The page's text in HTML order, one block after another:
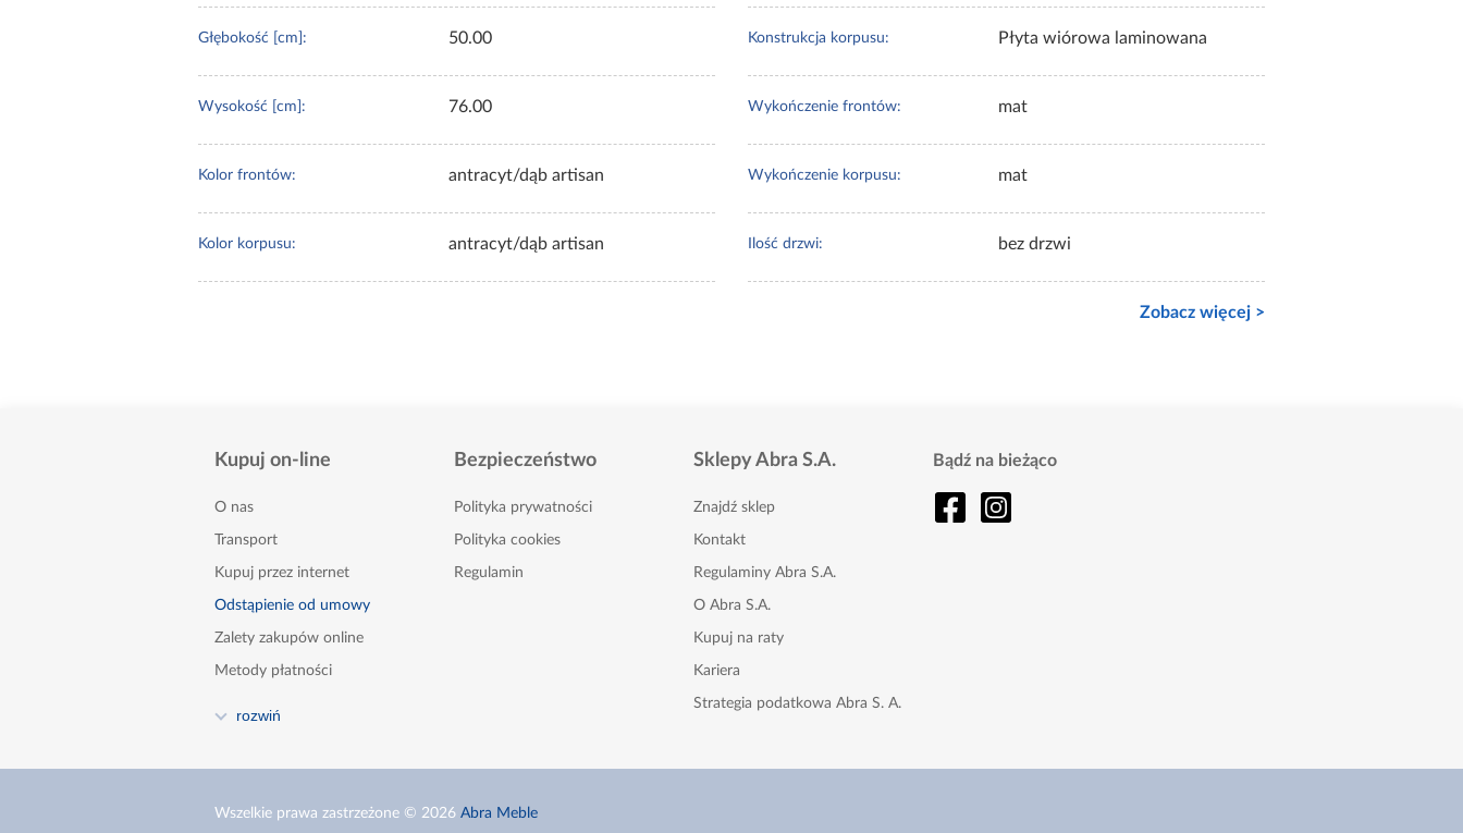
Głębokość [cm]: 50.00
Wysokość [cm]: 76.00
Kolor frontów: antracyt/dąb artisan
Kolor korpusu: antracyt/dąb artisan
Konstrukcja korpusu: Płyta wiórowa laminowana
Wykończenie frontów: mat
Wykończenie korpusu: mat
Ilość drzwi: bez drzwi
Zobacz więcej >
Kupuj on-line
O nas
Transport
Kupuj przez internet
Odstąpienie od umowy
Zalety zakupów online
Metody płatności
Kontakt
rozwiń
Bezpieczeństwo
Polityka prywatności
Polityka cookies
Regulamin
Sklepy Abra S.A.
Znajdź sklep
Kontakt
Regulaminy Abra S.A.
O Abra S.A.
Kupuj na raty
Kariera
Strategia podatkowa Abra S. A.
Nasze gazetki
Bądź na bieżąco
Wszelkie prawa zastrzeżone © 2026 Abra Meble